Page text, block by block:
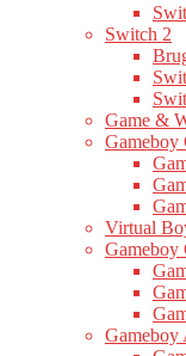
Switch 2
Game &
Gameboy
Virtual
Gameboy
Gameboy